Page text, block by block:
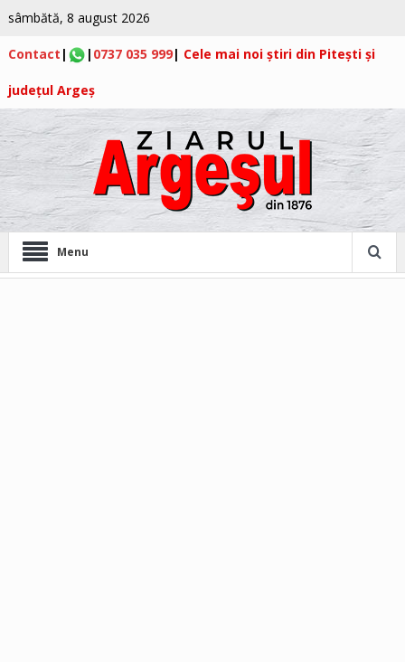
sâmbătă, 8 august 2026
Contact | | 0737 035 999| Cele mai noi știri din Pitești și
județul Argeș
Menu